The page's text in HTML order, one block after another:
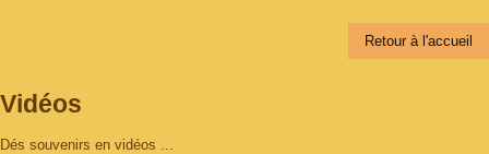
Retour à l'accueil
Vidéos
Dés souvenirs en vidéos ...